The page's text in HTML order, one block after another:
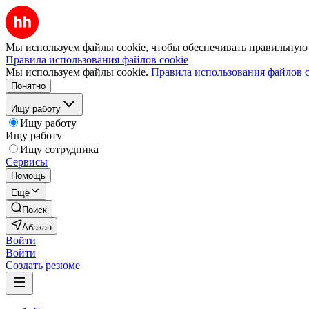
Мы используем файлы cookie, чтобы обеспечивать правильную
Правила использования файлов cookie
Мы используем файлы cookie. Правила использования файлов
Понятно
Ищу работу
Ищу работу
Ищу работу
Ищу сотрудника
Сервисы
Помощь
Ещё
Поиск
Абакан
Войти
Войти
Создать резюме